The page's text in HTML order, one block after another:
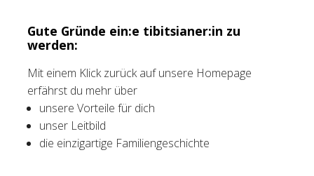
Gute Gründe ein:e tibitsianer:in zu
werden:
Mit einem Klick zurück auf unsere Homepage
erfährst du mehr über
unsere Vorteile für dich
unser Leitbild
die einzigartige Familiengeschichte